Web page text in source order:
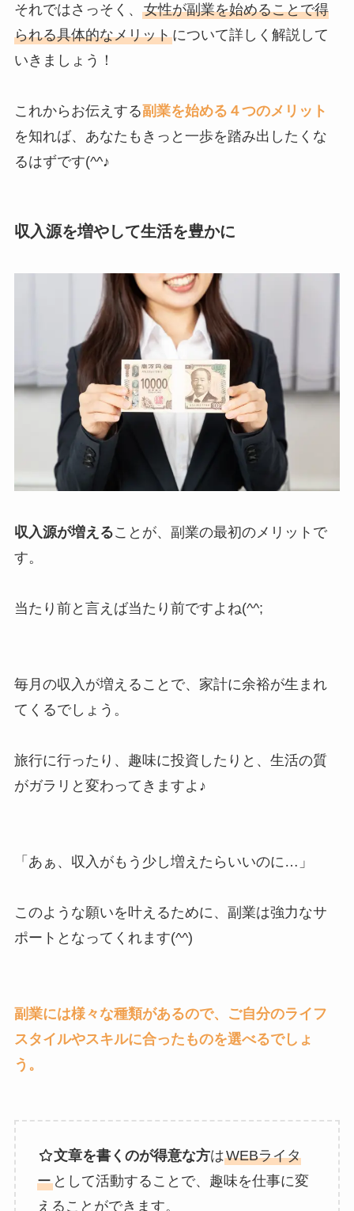
それではさっそく、 女性が副業を始めることで得
られる具体的なメリットについて詳しく解説して
いきましょう！
これからお伝えする副業を始める４つのメリット
を知れば、あなたもきっと一歩を踏み出したくな
るはずです(^^♪
収入源を増やして生活を豊かに
収入源が増えることが、副業の最初のメリットで
す。
当たり前と言えば当たり前ですよね(^^;
毎月の収入が増えることで、家計に余裕が生まれ
てくるでしょう。
旅行に行ったり、趣味に投資したりと、生活の質
がガラリと変わってきますよ♪
「あぁ、収入がもう少し増えたらいいのに…」
このような願いを叶えるために、副業は強力なサ
ポートとなってくれます(^^)
副業には様々な種類があるので、ご自分のライフ
スタイルやスキルに合ったものを選べるでしょ
う。
文章を書くのが得意な方はWEBライタ
ーとして活動することで、趣味を仕事に変
えることができます。